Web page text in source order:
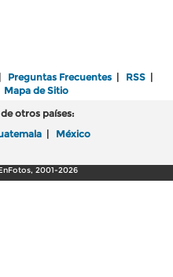
| Preguntas Frecuentes | RSS |
Mapa de Sitio
otros países:
| México
2001-2026